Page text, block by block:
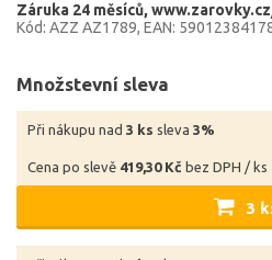
Záruka 24 měsíců
Kód: AZZ AZ1789 EAN:
Množstevní sleva
Při nákupu nad 3 ks sleva 3%
Cena po slevě 419,30 Kč bez DPH / ks
3